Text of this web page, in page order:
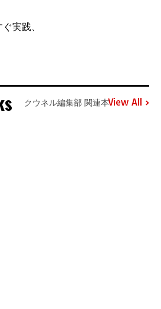
実践、
クウネル編集部 関連本View All